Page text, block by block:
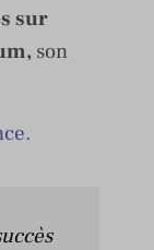
sur
son